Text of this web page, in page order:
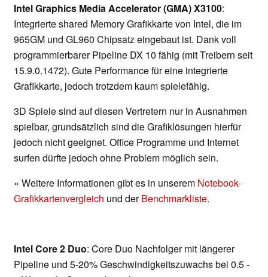
Intel Graphics Media Accelerator (GMA) X3100:
Integrierte shared Memory Grafikkarte von Intel, die im
965GM und GL960 Chipsatz eingebaut ist. Dank voll
programmierbarer Pipeline DX 10 fähig (mit Treibern seit
15.9.0.1472). Gute Performance für eine integrierte
Grafikkarte, jedoch trotzdem kaum spielefähig.
3D Spiele sind auf diesen Vertretern nur in Ausnahmen
spielbar, grundsätzlich sind die Grafiklösungen hierfür
jedoch nicht geeignet. Office Programme und Internet
surfen dürfte jedoch ohne Problem möglich sein.
» Weitere Informationen gibt es in unserem Notebook-
Grafikkartenvergleich und derBenchmarkliste.
Intel Core 2 Duo: Core Duo Nachfolger mit längerer
Pipeline und 5-20% Geschwindigkeitszuwachs bei 0.5 -